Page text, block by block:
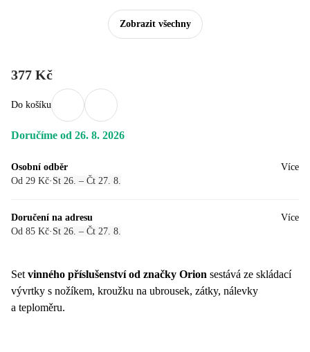
Zobrazit všechny
377 Kč
Do košíku
Doručíme od 26. 8. 2026
Osobní odběr
Od 29 Kč· St 26. – Čt 27. 8.
Více
Doručení na adresu
Od 85 Kč· St 26. – Čt 27. 8.
Více
Set vinného příslušenství od značky Orion sestává ze skládací
vývrtky s nožíkem, kroužku na ubrousek, zátky, nálevky
a teploměru.